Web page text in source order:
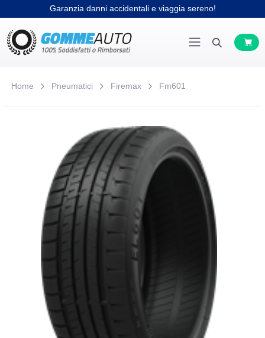
Garanzia danni accidentali e viaggia sereno!
Home Pneumatici Firemax Fm601